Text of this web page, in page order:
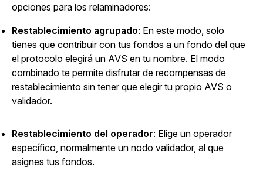
opciones para los relaminadores:
Restablecimiento agrupado: En este modo, solo
tienes que contribuir con tus fondos a un fondo del que
el protocolo elegirá un AVS en tu nombre. El modo
combinado te permite disfrutar de recompensas de
restablecimiento sin tener que elegir tu propio AVS o
validador.
Restablecimiento del operador: Elige un operador
específico, normalmente un nodo validador, al que
asignes tus fondos.